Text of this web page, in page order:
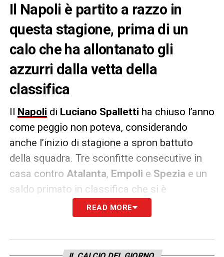
Il Napoli è partito a razzo in
questa stagione, prima di un
calo che ha allontanato gli
azzurri dalla vetta della
classifica
Il Napoli di Luciano Spalletti ha chiuso l’anno
come peggio non poteva, considerando
anche l’inizio di stagione a spron battuto
della squadra. Tre sconfitte consecutive in
casa contro Atalanta, Empoli e Spezia e un
saldo primato in classifica che si è
trasformato in breve tempo in un terzo posto
dal sapore di beffa. A inizio stagione, gli
oliato, ordinato, senza fumi tossici che però
READ MORE